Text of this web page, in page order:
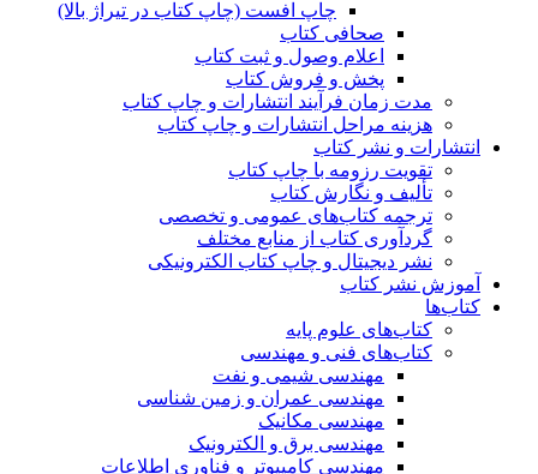
چاپ افست (چاپ کتاب در تیراژ بالا)
صحافی کتاب
اعلام وصول و ثبت کتاب
پخش و فروش کتاب
مدت زمان فرآیند انتشارات و چاپ کتاب
هزینه مراحل انتشارات و چاپ کتاب
انتشارات و نشر کتاب
تقویت رزومه با چاپ کتاب
تألیف و نگارش کتاب
ترجمه کتاب‌های عمومی و تخصصی
گردآوری کتاب از منابع مختلف
نشر دیجیتال و چاپ کتاب الکترونیکی
آموزش نشر کتاب
کتاب‌ها
کتاب‌های علوم پایه
کتاب‌های فنی و مهندسی
مهندسی شیمی و نفت
مهندسی عمران و زمین شناسی
مهندسی مکانیک
مهندسی برق و الکترونیک
مهندسی کامپیوتر و فناوری اطلاعات